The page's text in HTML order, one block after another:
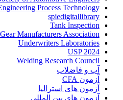
Process Technology
spiedigitallibrary
Tank Inspection
Manufacturers Association
Underwriters Laboratories
USP 2024
Welding Research Council
آب و فاضلاب
آزمون CFA
آزمون های استرالیا
آزمون های بین المللی